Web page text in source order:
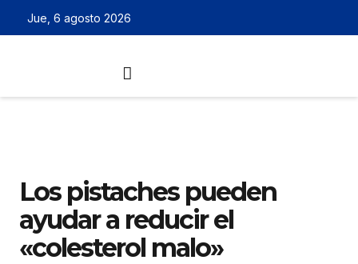
Jue, 6 agosto 2026
Los pistaches pueden
ayudar a reducir el
«colesterol malo»